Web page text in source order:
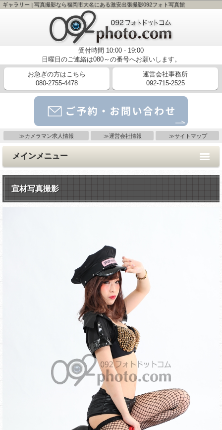
ギャラリー | 写真撮影なら福岡市大名にある激安出張撮影092フォト写真館
受付時間 10:00 - 19:00
日曜日のご連絡は080～の番号へお願いします。
お急ぎの方はこちら
080-2755-4478
運営会社事務所
092-715-2525
メールでのご予約・お問い合わせはコチラ
≫カメラマン求人情報 ≫運営会社情報 ≫サイトマップ
メインメニュー
宣材写真撮影